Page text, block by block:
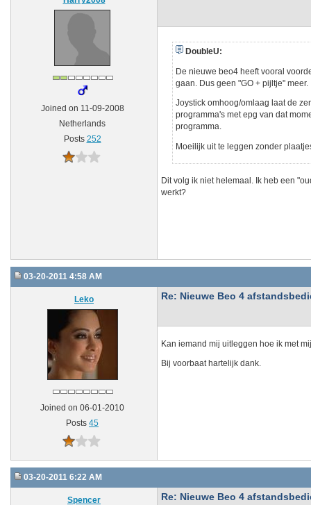
Joined on 11-09-2008
Netherlands
Posts 252
DoubleU:
De nieuwe beo4 heeft vooral
gaan. Dus geen "GO + pijltje" meer.
Joystick omhoog/omlaag laat de
programma's met epg van dat
programma.
Moeilijk uit te leggen zonder
Dit volg ik niet helemaal. Ik heb een
werkt?
03-20-2011 4:58 AM
Leko
Joined on 06-01-2010
Posts 45
Re: Nieuwe Beo 4
Kan iemand mij uitleggen hoe ik met
Bij voorbaat hartelijk dank.
03-20-2011 6:22 AM
Spencer Re: Nieuwe Beo 4